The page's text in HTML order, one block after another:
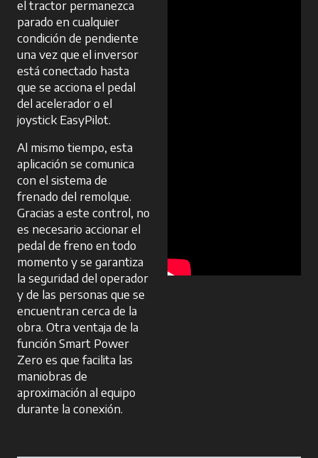
el tractor permanezca
parado en cualquier
condición de pendiente
una vez que el inversor
está conectado hasta
que se acciona el pedal
del acelerador o el
joystick EasyPilot.
Al mismo tiempo, esta
aplicación se comunica
con el sistema de
frenado del remolque.
Gracias a este control, no
es necesario accionar el
pedal de freno en todo
momento y se garantiza
la seguridad del operador
y de las personas que se
encuentran cerca de la
obra. Otra ventaja de la
función Smart Power
Zero es que facilita las
maniobras de
aproximación al equipo
durante la conexión.